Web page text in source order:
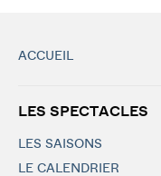
ACCUEIL
LES SPECTACLES
LES SAISONS
LE CALENDRIER